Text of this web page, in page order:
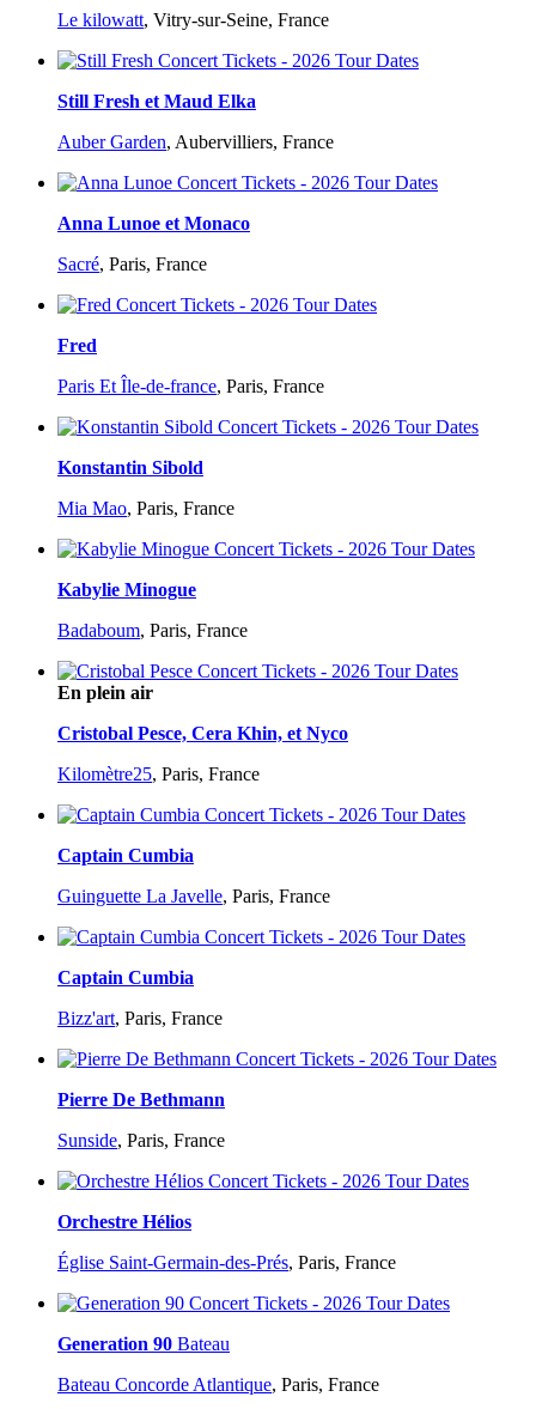
Le kilowatt, Vitry-sur-Seine, France
Still Fresh et Maud Elka
Auber Garden, Aubervilliers, France
Anna Lunoe et Monaco
Sacré, Paris, France
Fred
Paris Et Île-de-france, Paris, France
Konstantin Sibold
Mia Mao, Paris, France
Kabylie Minogue
Badaboum, Paris, France
En plein air
Cristobal Pesce, Cera Khin, et Nyco
Kilomètre25, Paris, France
Captain Cumbia
Guinguette La Javelle, Paris, France
Captain Cumbia
Bizz'art, Paris, France
Pierre De Bethmann
Sunside, Paris, France
Orchestre Hélios
Église Saint-Germain-des-Prés, Paris, France
Generation 90 Bateau
Bateau Concorde Atlantique, Paris, France